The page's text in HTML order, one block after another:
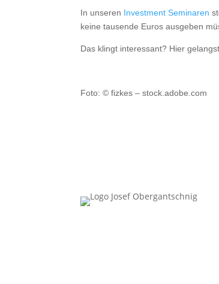
In unseren Investment Seminaren
keine tausende Euros ausgeben
Das klingt interessant? Hier
Foto: © fizkes – stock.adobe.com